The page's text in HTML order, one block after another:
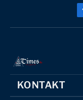
KONTAKT